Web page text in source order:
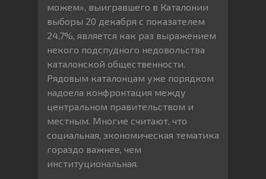
можем», выигравшего в Каталонии
выборы 20 декабря с показателем
24,7%, является как раз выражением
некого подспудного недовольства
каталонской общественности.
Рядовым каталонцам уже порядком
надоела конфронтация между
центральном правительством и
местным. Многие считают, что
социальная, экономическая тематика
гораздо важнее, чем
институциональная.